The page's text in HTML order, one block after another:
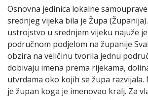
Osnovna jedinica lokalne
srednjeg vijeka bila je Župa
ustrojstvo u srednjem vijeku najuže
područnom podjelom na županije
obzira na veličinu tvorila jednu
dobivaju imena prema rijekama,
utvrdama oko kojih se župa razvijala.
je župan koga je imenovao kralj. Za